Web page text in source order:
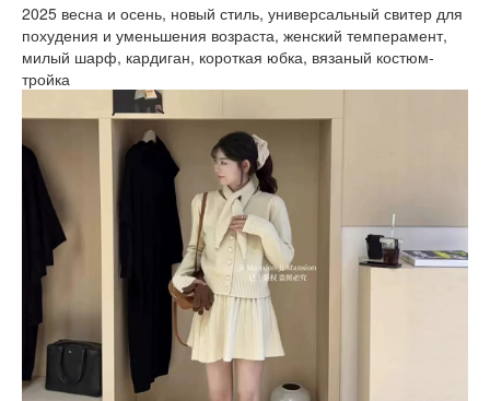
2025 весна и осень, новый стиль, универсальный свитер для
похудения и уменьшения возраста, женский темперамент,
милый шарф, кардиган, короткая юбка, вязаный костюм-
тройка